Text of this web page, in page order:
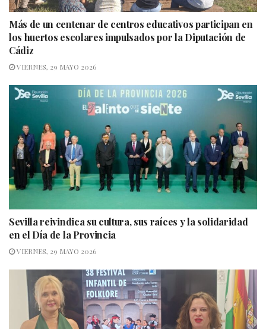
Más de un centenar de centros educativos participan en
los huertos escolares impulsados por la Diputación de
Cádiz
VIERNES, 29 MAYO 2026
Sevilla reivindica su cultura, sus raíces y la solidaridad
en el Día de la Provincia
VIERNES, 29 MAYO 2026